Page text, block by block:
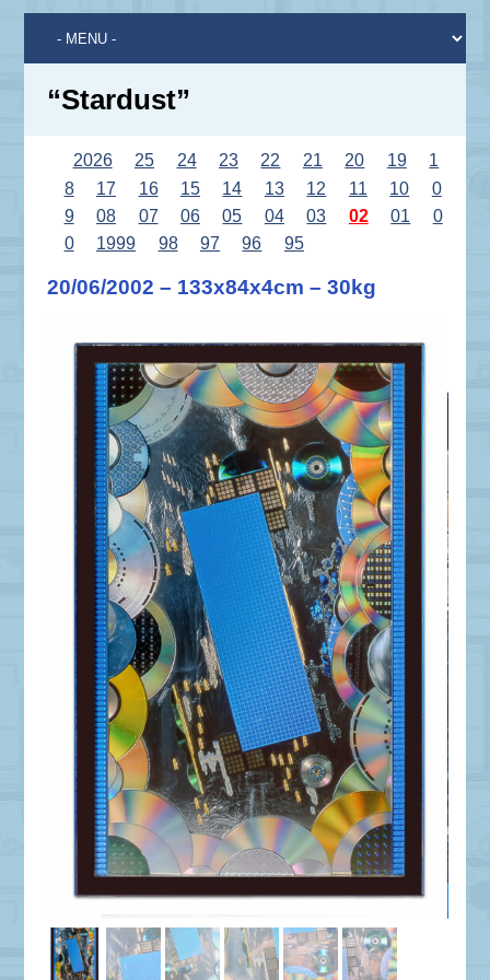
“Stardust”
2026 25 24 23 22 21 20 19
1
8
17 16 15 14 13 12 11 10
0
9
08 07 06 05 04 03 02 01
0
0
1999 98 97 96 95
20/06/2002 – 133x84x4cm – 30kg